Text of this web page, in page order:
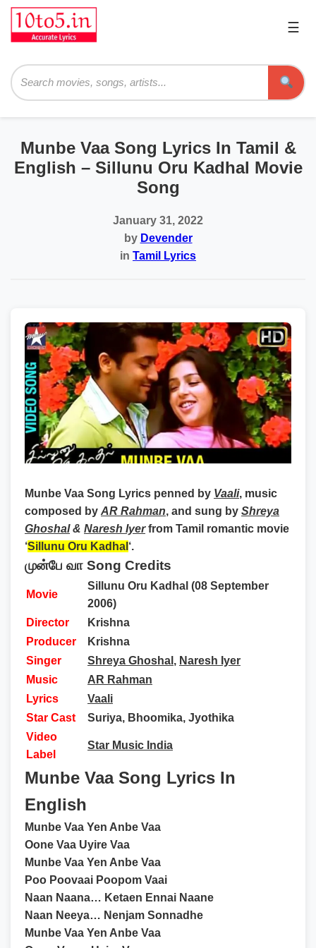
☰
Munbe Vaa Song Lyrics In Tamil &
English – Sillunu Oru Kadhal Movie
Song
January 31, 2022
by Devender
in Tamil Lyrics
Munbe Vaa Song Lyrics penned by Vaali, music
composed by AR Rahman, and sung by Shreya
Ghoshal& Naresh Iyerfrom Tamil romantic movie
‘Sillunu Oru Kadhal ‘.
முன்பே வா Song Credits
Movie
Sillunu Oru Kadhal (08 September
2006)
Director
Krishna
Producer
Krishna
Singer
Shreya Ghoshal , Naresh Iyer
Music
AR Rahman
Lyrics
Vaali
Star Cast
Suriya, Bhoomika, Jyothika
Video
Label
Star Music India
Munbe Vaa Song Lyrics In
English
Munbe Vaa Yen Anbe Vaa
Oone Vaa Uyire Vaa
Munbe Vaa Yen Anbe Vaa
Poo Poovaai Poopom Vaai
Naan Naana… Ketaen Ennai Naane
Naan Neeya… Nenjam Sonnadhe
Munbe Vaa Yen Anbe Vaa